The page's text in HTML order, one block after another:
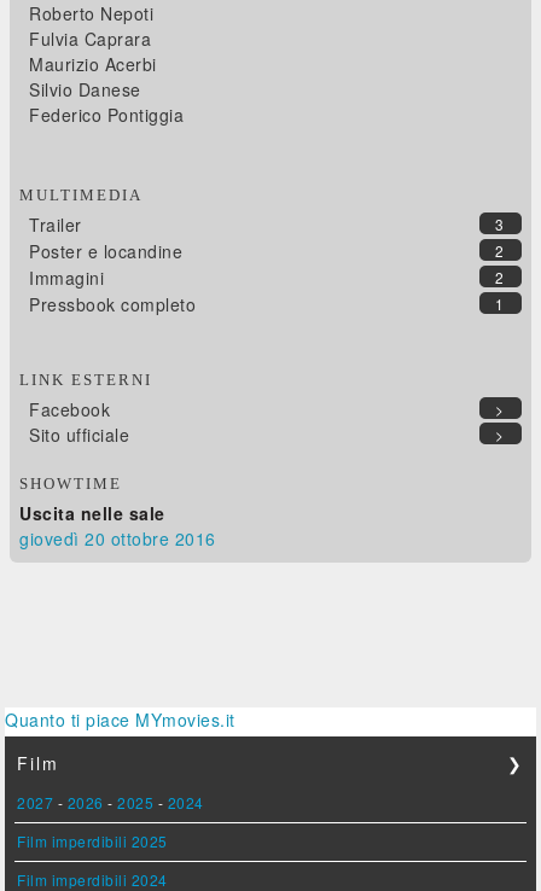
Roberto Nepoti
Fulvia Caprara
Maurizio Acerbi
Silvio Danese
Federico Pontiggia
MULTIMEDIA
3
Trailer
2
Poster e locandine
2
Immagini
1
Pressbook completo
LINK ESTERNI
>
Facebook
>
Sito ufficiale
SHOWTIME
Uscita nelle sale
giovedì 20 ottobre 2016
Quanto ti piace MYmovies.it
Film
❯
2027 - 2026 -2025 - 2024
Film imperdibili 2025
Film imperdibili 2024